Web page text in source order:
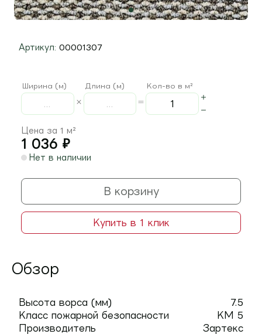
Артикул: 00001307
Ширина (м) Длина (м) Кол-во в м²
Цена за 1 м²
1 036 ₽
Нет в наличии
В корзину
Купить в 1 клик
Обзор
Высота ворса (мм)
7.5
Класс пожарной безопасности
КМ 5
Производитель
Зартекс